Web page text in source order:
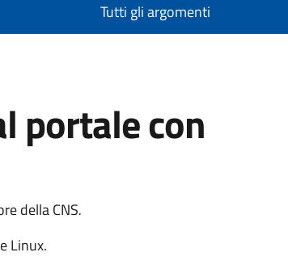
Tutti gli argomenti
portale con
della CNS.
Linux.